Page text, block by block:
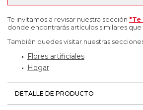
Te invitamos a revisar nuestra sección
donde encontrarás artículos similares
También puedes visitar nuestras
Flores artificiales
Hogar
DETALLE DE PRODUCTO